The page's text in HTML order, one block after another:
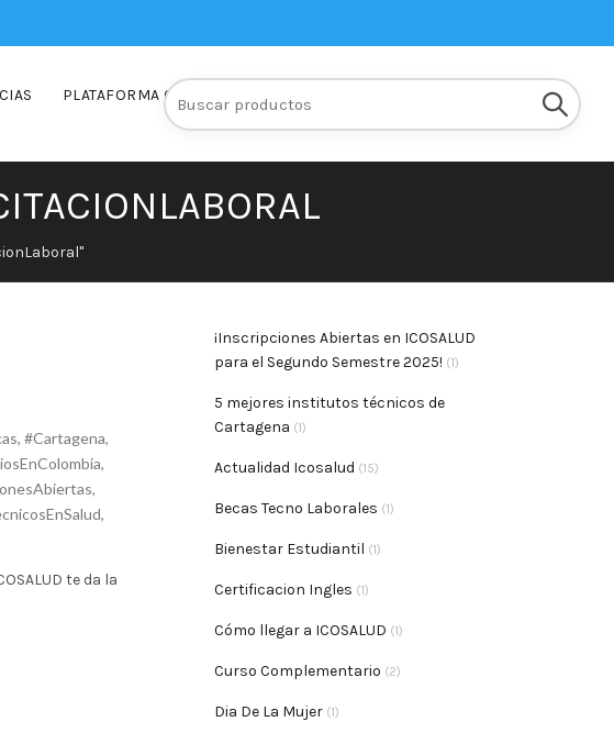
PLATAFORMA Q10 INSCRIPCIONES
Buscar:
, #Cartagena,
,
,
,
te da la
¡Inscripciones Abiertas en ICOSALUD
para el Segundo Semestre 2025! (1)
5 mejores institutos técnicos de
Cartagena (1)
Actualidad Icosalud (15)
Becas Tecno Laborales (1)
Bienestar Estudiantil (1)
Certificacion Ingles (1)
Cómo llegar a ICOSALUD (1)
Curso Complementario (2)
Dia De La Mujer(1)